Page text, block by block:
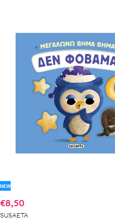
NEW
€8,50
SUSAETA